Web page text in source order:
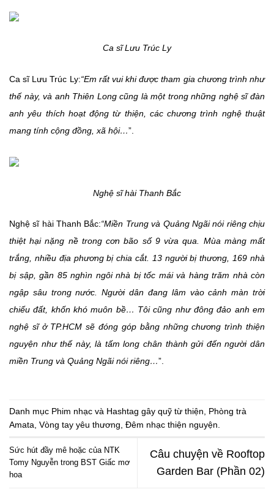
Ca sĩ Lưu Trúc Ly
Ca sĩ Lưu Trúc Ly:“Em rất vui khi được tham gia chương trình như
thế này, và anh Thiên Long cũng là một trong những nghệ sĩ đàn
anh yêu thích hoạt động từ thiện, các chương trình nghệ thuật
mang tính cộng đồng, xã hội…”.
Nghệ sĩ hài Thanh Bắc
Nghệ sĩ hài Thanh Bắc:“Miền Trung và Quảng Ngãi nói riêng chịu
thiệt hại nặng nề trong cơn bão số 9 vừa qua. Mùa màng mất
trắng, nhiều địa phương bị chia cắt. 13 người bị thương, 169 nhà
bị sập, gần 85 nghìn ngôi nhà bị tốc mái và hàng trăm nhà còn
ngập sâu trong nước. Người dân đang lâm vào cảnh màn trời
chiếu đất, khốn khó muôn bề… Tôi cũng như đông đảo anh em
nghệ sĩ ở TP.HCM sẽ đóng góp bằng những chương trình thiện
nguyện như thế này, là tấm long chân thành gửi đến người dân
miền Trung và Quảng Ngãi nói riêng…”.
Danh mục Phim nhạc và Hashtag gây quỹ từ thiện
Phòng trà
Amata Vòng tay yêu thương Đêm nhạc thiện nguyện
Sức hút đầy mê hoặc của NTK
Tomy Nguyễn trong BST Giấc mơ
hoa
Câu chuyện về Rooftop
Garden Bar (Phần 02)